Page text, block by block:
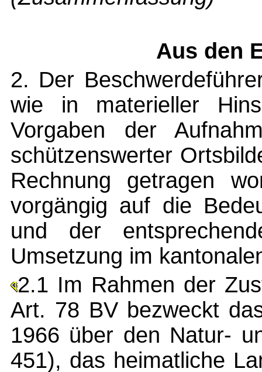
Aus den
2. Der
wie in materieller
Vorgaben der
schützenswerter
Rechnung getragen
vorgängig auf die
und der
Umsetzung im
2.1 Im Rahmen der
Art. 78 BV bezweckt
1966 über den Natur-
451), das heimatliche